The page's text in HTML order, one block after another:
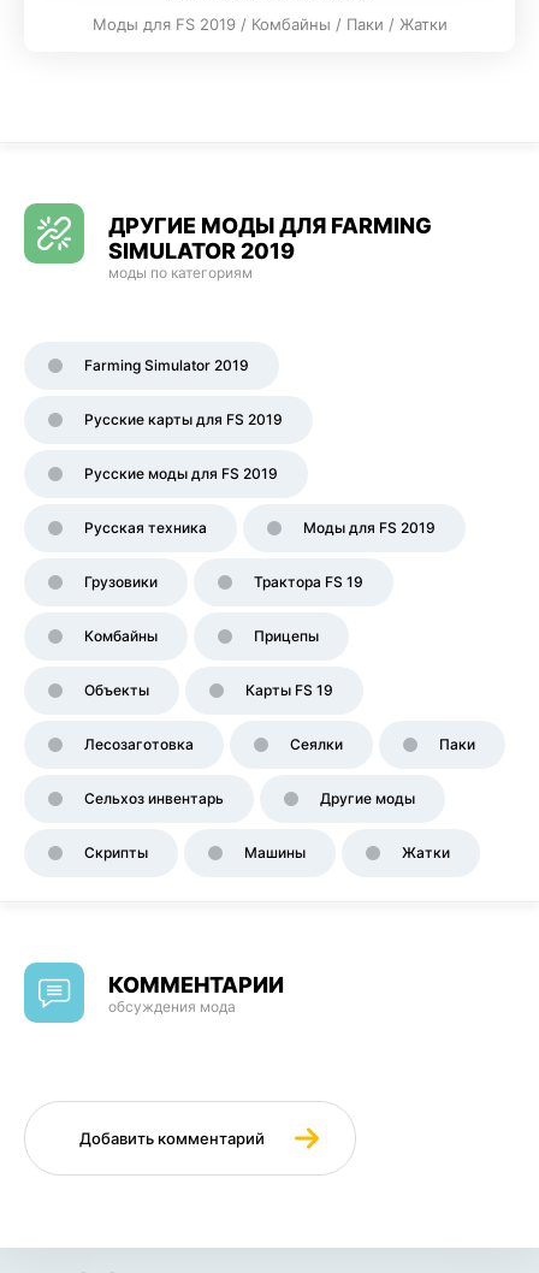
Моды для FS 2019 / Комбайны / Паки / Жатки
ДРУГИЕ МОДЫ ДЛЯ FARMING
SIMULATOR 2019
моды по категориям
Farming Simulator 2019
Русские карты для FS 2019
Русские моды для FS 2019
Русская техника Моды для FS 2019
Грузовики Трактора FS 19
Комбайны Прицепы
Объекты Карты FS 19
Лесозаготовка Сеялки Паки
Сельхоз инвентарь Другие моды
Скрипты Машины Жатки
КОММЕНТАРИИ
обсуждения мода
Добавить комментарий